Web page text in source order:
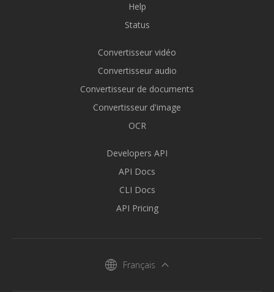
Help
Status
Convertisseur vidéo
Convertisseur audio
Convertisseur de documents
Convertisseur d'image
OCR
Developers API
API Docs
CLI Docs
API Pricing
Français